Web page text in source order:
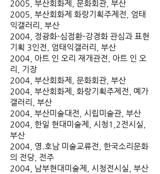
2005, 부산회화제, 문화회관, 부산
2005, 부산회화제 화랑기획주제전, 엄태
익갤러리, 부산
2004, 정광화-심점환-강경화 관심과 표현
기획 3인전, 엄태익갤러리, 부산
2004, 아트 인 오리 재개관전, 아트 인 오
리, 기장
2004, 부산회화제, 문화회관, 부산
2004, 부산회화제, 화랑기획주제전, 예가
갤러리, 부산
2004, 부산미술대전, 시립미술관, 부산
2004, 한일 현대미술제, 시청1,2전시실,
부산
2004, 영.호남 미술교류전, 한국소리문화
의 전당, 전주
2004, 남부현대미술제, 시청전시실, 부산